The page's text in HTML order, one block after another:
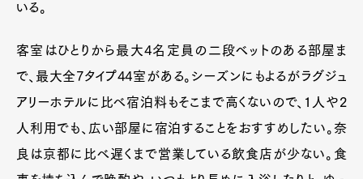
いる。
客室はひとりから最大4名定員の二段ベットのある部屋ま
で、最大全7タイプ44室がある。シーズンにもよるがラグジュ
アリーホテルに比べ宿泊料もそこまで高くないので、1人や2
人利用でも、広い部屋に宿泊することをおすすめしたい。奈
良は京都に比べ遅くまで営業している飲食店が少ない。食